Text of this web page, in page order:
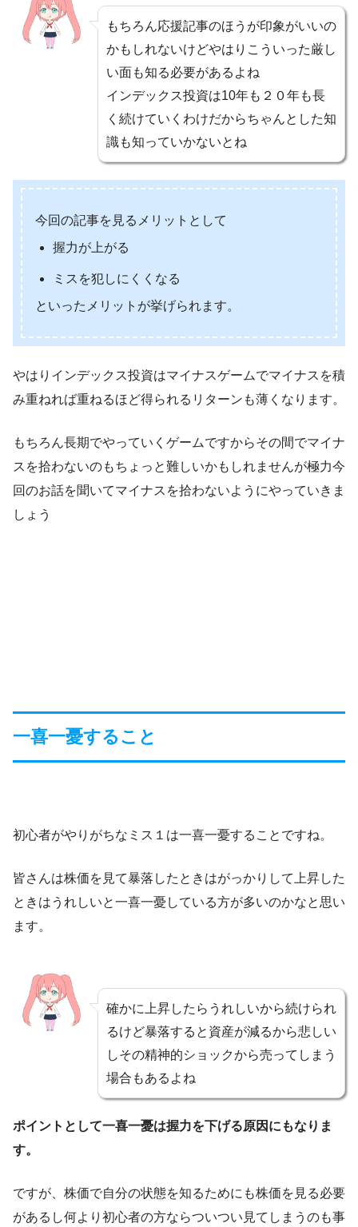
もちろん応援記事のほうが印象がいいの
かもしれないけどやはりこういった厳し
い面も知る必要があるよね
インデックス投資は10年も２０年も長
く続けていくわけだからちゃんとした知
識も知っていかないとね
今回の記事を見るメリットとして
握力が上がる
ミスを犯しにくくなる
といったメリットが挙げられます。
やはりインデックス投資はマイナスゲームでマイナスを積
み重ねれば重ねるほど得られるリターンも薄くなります。
もちろん長期でやっていくゲームですからその間でマイナ
スを拾わないのもちょっと難しいかもしれませんが極力今
回のお話を聞いてマイナスを拾わないようにやっていきま
しょう
一喜一憂すること
初心者がやりがちなミス１は一喜一憂することですね。
皆さんは株価を見て暴落したときはがっかりして上昇した
ときはうれしいと一喜一憂している方が多いのかなと思い
ます。
確かに上昇したらうれしいから続けられ
るけど暴落すると資産が減るから悲しい
しその精神的ショックから売ってしまう
場合もあるよね
ポイントとして一喜一憂は握力を下げる原因にもなりま
す。
ですが、株価で自分の状態を知るためにも株価を見る必要
があるし何より初心者の方ならついつい見てしまうのも事